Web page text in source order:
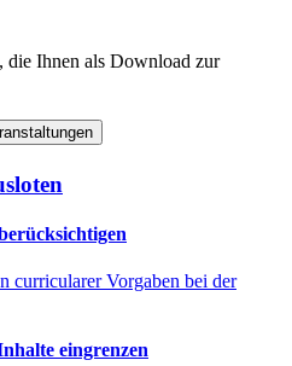
die Ihnen als Download zur
curricularer Vorgaben bei der
eingrenzen